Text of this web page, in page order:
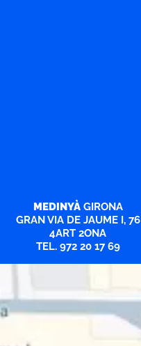
MEDINYÀGIRONA
GRAN VIA DE JAUME I, 76
4ART 2ONA
TEL. 972 20 17 69